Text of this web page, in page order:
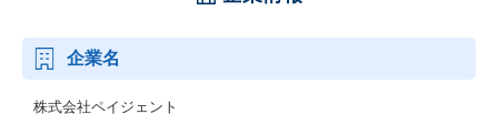
企業名
株式会社ペイジェント